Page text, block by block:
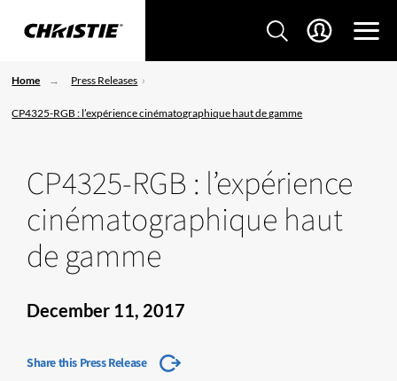
Home Press Releases
CP4325-RGB : l’expérience cinématographique haut de gamme
CP4325-RGB : l’expérience
cinématographique haut
de gamme
December 11, 2017
Share this Press Release